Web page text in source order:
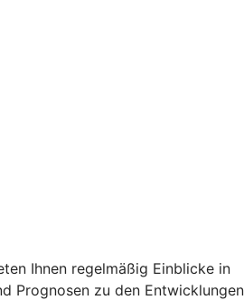
Ihnen regelmäßig Einblicke in
Prognosen zu den Entwicklungen